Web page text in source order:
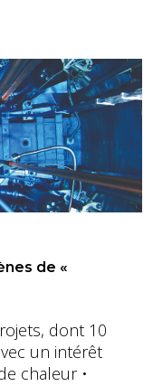
de «
dont 10
un intérêt
chaleur •